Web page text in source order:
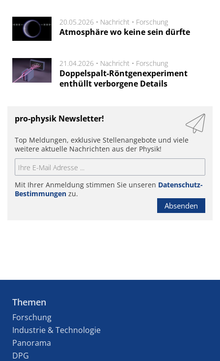
20.05.2026 • Nachricht • Forschung
Atmosphäre wo keine sein dürfte
21.04.2026 • Nachricht • Forschung
Doppelspalt-Röntgenexperiment
enthüllt verborgene Details
pro-physik Newsletter!
Top Meldungen, exklusive Stellenangebote und viele
weitere aktuelle Nachrichten aus der Physik!
Mit Ihrer Anmeldung stimmen Sie unseren Datenschutz-
Bestimmungen zu.
Absenden
Themen
Forschung
Industrie & Technologie
Panorama
DPG